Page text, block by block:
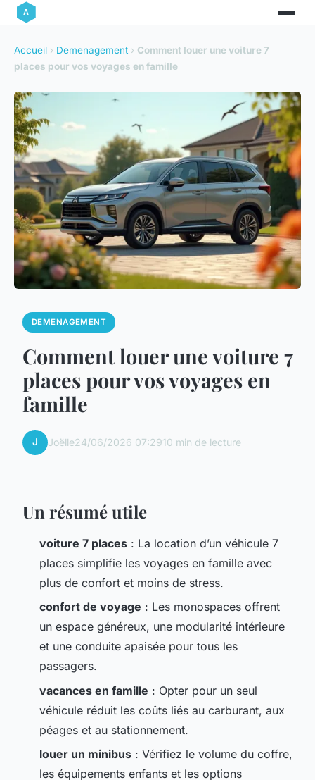
Accueil › Demenagement › Comment louer une voiture 7
places pour vos voyages en famille
DEMENAGEMENT
Comment louer une voiture 7
places pour vos voyages en
famille
J Joëlle24/06/2026 07:2910 min de lecture
Un résumé utile
voiture 7 places : La location d’un véhicule 7
places simplifie les voyages en famille avec
plus de confort et moins de stress.
confort de voyage : Les monospaces offrent
un espace généreux, une modularité intérieure
et une conduite apaisée pour tous les
passagers.
vacances en famille : Opter pour un seul
véhicule réduit les coûts liés au carburant, aux
péages et au stationnement.
louer un minibus : Vérifiez le volume du coffre,
les équipements enfants et les options